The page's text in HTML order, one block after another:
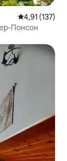
Середня
4,91 (137)
Понсон